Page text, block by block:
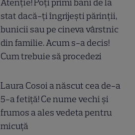
Atenție! Poți primi bani de la
stat dacă-ți îngrijești părinții,
bunicii sau pe cineva vârstnic
din familie. Acum s-a decis!
Cum trebuie să procedezi
Laura Cosoi a născut cea de-a
5-a fetiță! Ce nume vechi și
frumos a ales vedeta pentru
micuță